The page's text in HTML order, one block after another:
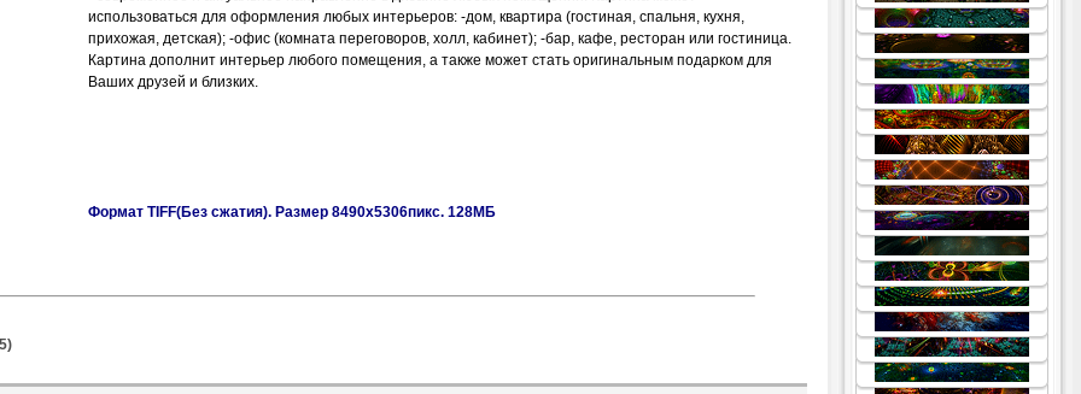
.
.
.
.
.
.
.
.
.
.
.
.
.
.
.
.
использоваться для оформления любых интерьеров: -дом, квартира (гостиная, спальня, кухня,
прихожая, детская); -офис (комната переговоров, холл, кабинет); -бар, кафе, ресторан или гостиница.
Картина дополнит интерьер любого помещения, а также может стать оригинальным подарком для
Ваших друзей и близких.
Формат TIFF(Без сжатия). Размер 8490х5306пикс. 128МБ